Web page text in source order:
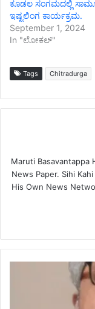
ಕೂಡಲ ಸಂಗಮದಲ್ಲಿ
ಇಷ್ಟಲಿಂಗ ಕಾರ್ಯಕ್ರಮ.
September 1, 2024
In "ಲೋಕಲ್"
Tags Chitradurga
Maruti Basavantappa
News Paper. Sihi
His Own News